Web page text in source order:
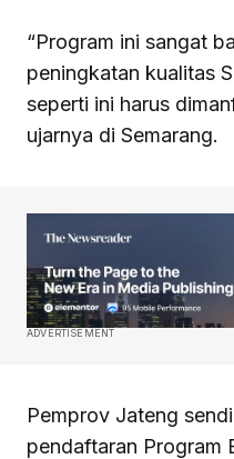
“Program ini sangat
peningkatan kualitas
seperti ini harus
ujarnya di Semarang.
ADVERTISEMENT
Pemprov Jateng
pendaftaran Program